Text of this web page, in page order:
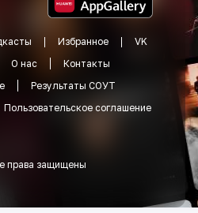
Избранное
VK
О нас
Контакты
Результаты СОУТ
Пользовательское соглашение
права защищены